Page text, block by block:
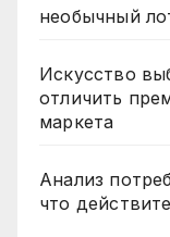
необычный
Искусство
отличить
маркета
Анализ
что